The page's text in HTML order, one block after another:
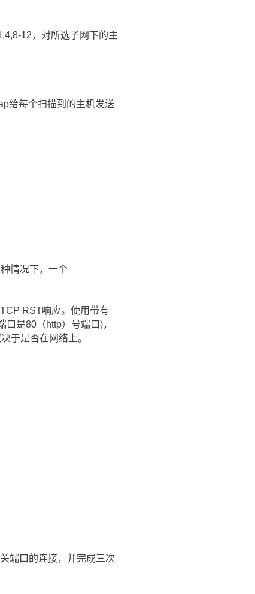
12，对所选子网下的主
给每个扫描到的主机发送
情况下，一个
RST响应。使用带有
是80（http）号端口)，
于是否在网络上。
端口的连接，并完成三次